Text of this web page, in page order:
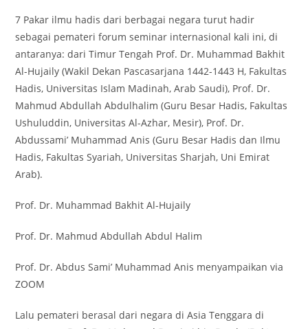
7 Pakar ilmu hadis dari berbagai negara turut hadir
sebagai pemateri forum seminar internasional kali ini, di
antaranya: dari Timur Tengah Prof. Dr. Muhammad Bakhit
Al-Hujaily (Wakil Dekan Pascasarjana 1442-1443 H, Fakultas
Hadis, Universitas Islam Madinah, Arab Saudi), Prof. Dr.
Mahmud Abdullah Abdulhalim (Guru Besar Hadis, Fakultas
Ushuluddin, Universitas Al-Azhar, Mesir), Prof. Dr.
Abdussami’ Muhammad Anis (Guru Besar Hadis dan Ilmu
Hadis, Fakultas Syariah, Universitas Sharjah, Uni Emirat
Arab).
Prof. Dr. Muhammad Bakhit Al-Hujaily
Prof. Dr. Mahmud Abdullah Abdul Halim
Prof. Dr. Abdus Sami’ Muhammad Anis menyampaikan via
ZOOM
Lalu pemateri berasal dari negara di Asia Tenggara di